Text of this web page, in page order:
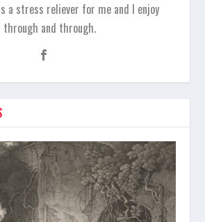
a stress reliever for me and I enjoy
through and through.